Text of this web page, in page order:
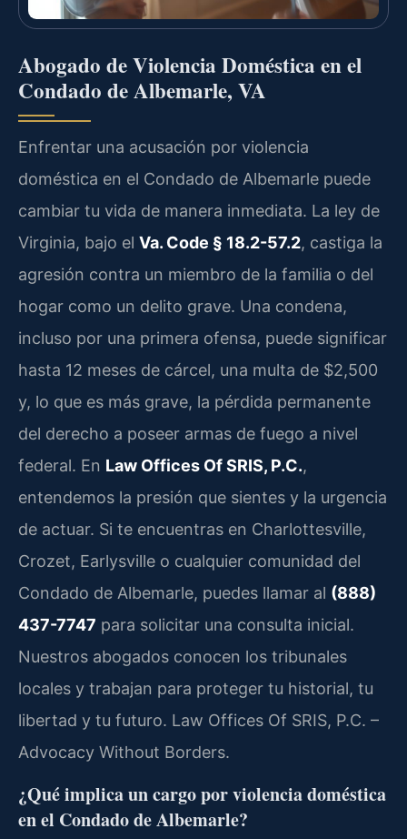
Abogado de Violencia Doméstica en el
Condado de Albemarle, VA
Enfrentar una acusación por violencia
doméstica en el Condado de Albemarle puede
cambiar tu vida de manera inmediata. La ley de
Virginia, bajo el Va. Code § 18.2-57.2, castiga la
agresión contra un miembro de la familia o del
hogar como un delito grave. Una condena,
incluso por una primera ofensa, puede significar
hasta 12 meses de cárcel, una multa de $2,500
y, lo que es más grave, la pérdida permanente
del derecho a poseer armas de fuego a nivel
federal. En Law Offices Of SRIS, P.C.,
entendemos la presión que sientes y la urgencia
de actuar. Si te encuentras en Charlottesville,
Crozet, Earlysville o cualquier comunidad del
Condado de Albemarle, puedes llamar al (888)
437-7747 para solicitar una consulta inicial.
Nuestros abogados conocen los tribunales
locales y trabajan para proteger tu historial, tu
libertad y tu futuro. Law Offices Of SRIS, P.C. –
Advocacy Without Borders.
¿Qué implica un cargo por violencia doméstica
en el Condado de Albemarle?